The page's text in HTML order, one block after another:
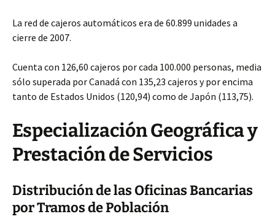
La red de cajeros automáticos era de 60.899 unidades a
cierre de 2007.
Cuenta con 126,60 cajeros por cada 100.000 personas, media
sólo superada por Canadá con 135,23 cajeros y por encima
tanto de Estados Unidos (120,94) como de Japón (113,75).
Especialización Geográfica y
Prestación de Servicios
Distribución de las Oficinas Bancarias
por Tramos de Población